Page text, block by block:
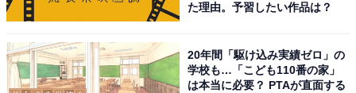
た理由。予習したい作品は？
20年間「駆け込み実績ゼロ」の
学校も…「こども110番の家」
は本当に必要？ PTAが直面する